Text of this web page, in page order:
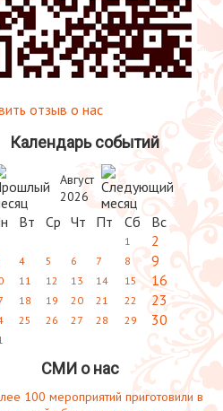
отзыв о нас
Календарь событий
Август
2026
Вт Ср Чт Пт Сб Вс
1 2
4 5 6 7 8 9
11 12 13 14 15 16
18 19 20 21 22 23
25 26 27 28 29 30
СМИ о нас
100 мероприятий приготовили в